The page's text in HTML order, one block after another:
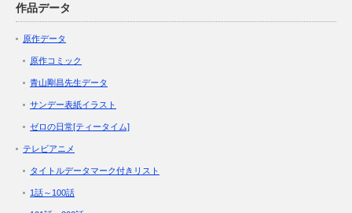
作品データ
原作データ
原作コミック
青山剛昌先生データ
サンデー表紙イラスト
ゼロの日常[ティータイム]
テレビアニメ
タイトルデータマーク付きリスト
1話～100話